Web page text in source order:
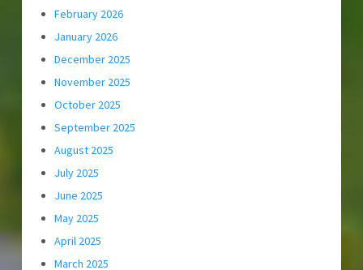
February 2026
January 2026
December 2025
November 2025
October 2025
September 2025
August 2025
July 2025
June 2025
May 2025
April 2025
March 2025